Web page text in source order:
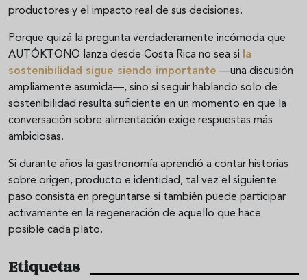
productores y el impacto real de sus decisiones.
Porque quizá la pregunta verdaderamente incómoda que
AUTÓKTONO lanza desde Costa Rica no sea si la
sostenibilidad sigue siendo importante —una discusión
ampliamente asumida—, sino si seguir hablando solo de
sostenibilidad resulta suficiente en un momento en que la
conversación sobre alimentación exige respuestas más
ambiciosas.
Si durante años la gastronomía aprendió a contar historias
sobre origen, producto e identidad, tal vez el siguiente
paso consista en preguntarse si también puede participar
activamente en la regeneración de aquello que hace
posible cada plato.
Etiquetas